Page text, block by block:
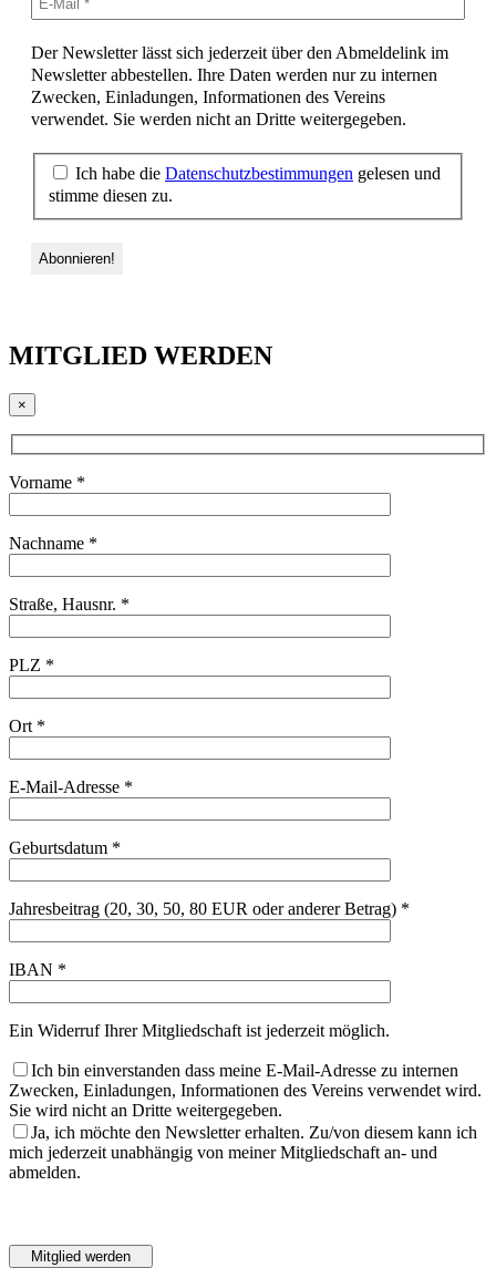
Der Newsletter lässt sich jederzeit über den Abmeldelink im
Newsletter abbestellen. Ihre Daten werden nur zu internen
Zwecken, Einladungen, Informationen des Vereins
verwendet. Sie werden nicht an Dritte weitergegeben.
Ich habe die Datenschutzbestimmungen gelesen und
stimme diesen zu.
MITGLIED WERDEN
×
Vorname *
Nachname *
Straße, Hausnr. *
PLZ *
Ort *
E-Mail-Adresse *
Geburtsdatum *
Jahresbeitrag (20, 30, 50, 80 EUR oder anderer Betrag) *
IBAN *
Ein Widerruf Ihrer Mitgliedschaft ist jederzeit möglich.
Ich bin einverstanden dass meine E-Mail-Adresse zu internen
Zwecken, Einladungen, Informationen des Vereins verwendet wird.
Sie wird nicht an Dritte weitergegeben.
Ja, ich möchte den Newsletter erhalten. Zu/von diesem kann ich
mich jederzeit unabhängig von meiner Mitgliedschaft an- und
abmelden.
dieses
lasse